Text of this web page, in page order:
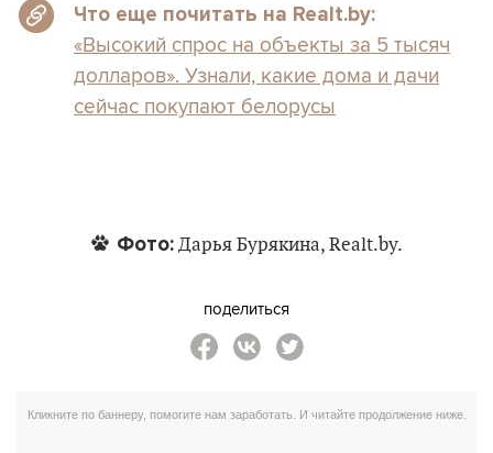
Что еще почитать на Realt.by:
«Высокий спрос на объекты за 5 тысяч
долларов». Узнали, какие дома и дачи
сейчас покупают белорусы
Фото:Дарья Бурякина, Realt.by.
поделиться